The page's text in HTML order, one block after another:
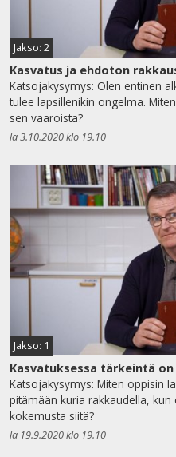
Jakso: 2
Kasvatus ja ehdoton
Katsojakysymys: Olen entinen
tulee lapsillenikin ongelma.
sen vaaroista?
la 3.10.2020 klo 19.10
Jakso: 1
Kasvatuksessa tärkeintä
Katsojakysymys: Miten oppisin
pitämään kuria rakkaudella,
kokemusta siitä?
la 19.9.2020 klo 19.10